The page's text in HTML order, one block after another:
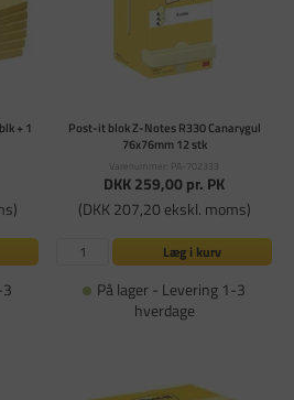
+ 1
Post-it blok Z-Notes R330 Canarygul
76x76mm 12 stk
Varenummer: PA-702333
DKK 259,00pr. PK
(DKK 207,20 ekskl. moms)
Læg i kurv
På lager - Levering 1-3
hverdage